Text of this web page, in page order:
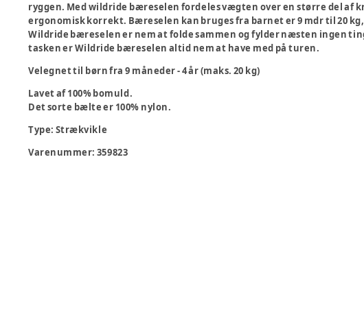
ryggen. Med wildride bæreselen fordeles vægten over en større del af
ergonomisk korrekt. Bæreselen kan bruges fra barnet er 9 mdr til 20
Wildride bæreselen er nem at folde sammen og fylder næsten ingen
tasken er Wildride bæreselen altid nem at have med på turen.
Velegnet til børn fra 9 måneder - 4 år (maks. 20 kg)
Lavet af 100% bomuld.
Det sorte bælte er 100% nylon.
Type: Strækvikle
Varenummer: 359823